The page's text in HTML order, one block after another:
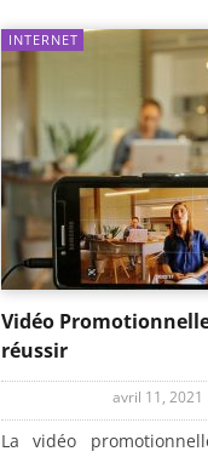
INTERNET
Vidéo
réussir
avril 11, 2021
La vidéo